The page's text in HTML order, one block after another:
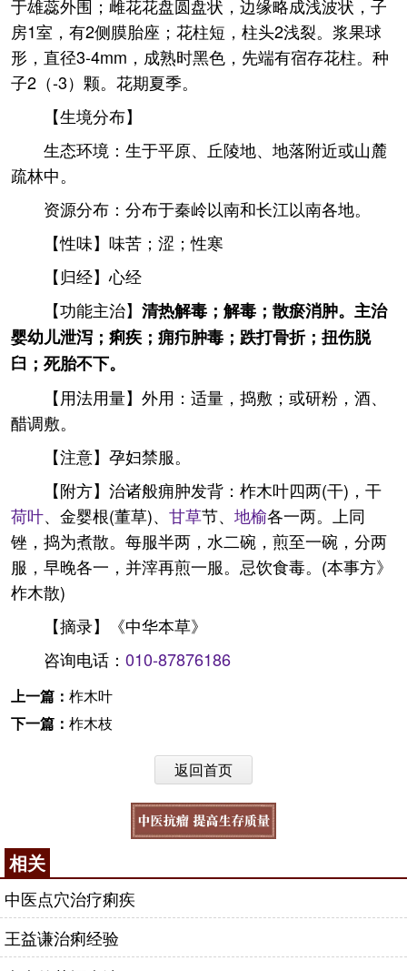
于雄蕊外围；雌花花盘圆盘状，边缘略成浅波状，子
房1室，有2侧膜胎座；花柱短，柱头2浅裂。浆果球
形，直径3-4mm，成熟时黑色，先端有宿存花柱。种
子2（-3）颗。花期夏季。
【生境分布】
生态环境：生于平原、丘陵地、地落附近或山麓
疏林中。
资源分布：分布于秦岭以南和长江以南各地。
【性味】味苦；涩；性寒
【归经】心经
【功能主治】 清热解毒；解毒；散瘀消肿。主治
婴幼儿泄泻；痢疾；痈疖肿毒；跌打骨折；扭伤脱
臼；死胎不下。
【用法用量】外用：适量，捣敷；或研粉，酒、
醋调敷。
【注意】孕妇禁服。
【附方】治诸般痈肿发背：柞木叶四两(干)，干
荷叶、金婴根(董草)、 甘草节、 地榆各一两。上同
锉，捣为煮散。每服半两，水二碗，煎至一碗，分两
服，早晚各一，并滓再煎一服。忌饮食毒。(本事方》
柞木散)
【摘录】《中华本草》
咨询电话： 010-87876186
上一篇： 柞木叶
下一篇： 柞木枝
返回首页
相关
中医点穴治疗痢疾
王益谦治痢经验